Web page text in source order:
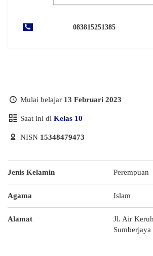
083815251385
Mulai belajar 13 Februari 2023
Saat ini di Kelas 10
NISN 15348479473
Jenis Kelamin Perempuan
Agama Islam
Alamat
Jl. Air
Sumberjaya